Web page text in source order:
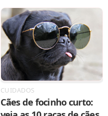
CUIDADOS
Cães de focinho curto: